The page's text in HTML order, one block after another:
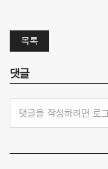
목록
댓글
댓글을 작성하려면 로